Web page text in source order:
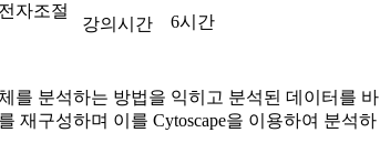
자조절
강의시간 6시간
를 분석하는 방법을 익히고 분석된 데이터를 바
재구성하며 이를 Cytoscape을 이용하여 분석하